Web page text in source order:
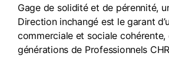
Gage de solidité et de pérennité,
Direction inchangé est le garant
commerciale et sociale cohérente,
générations de Professionnels